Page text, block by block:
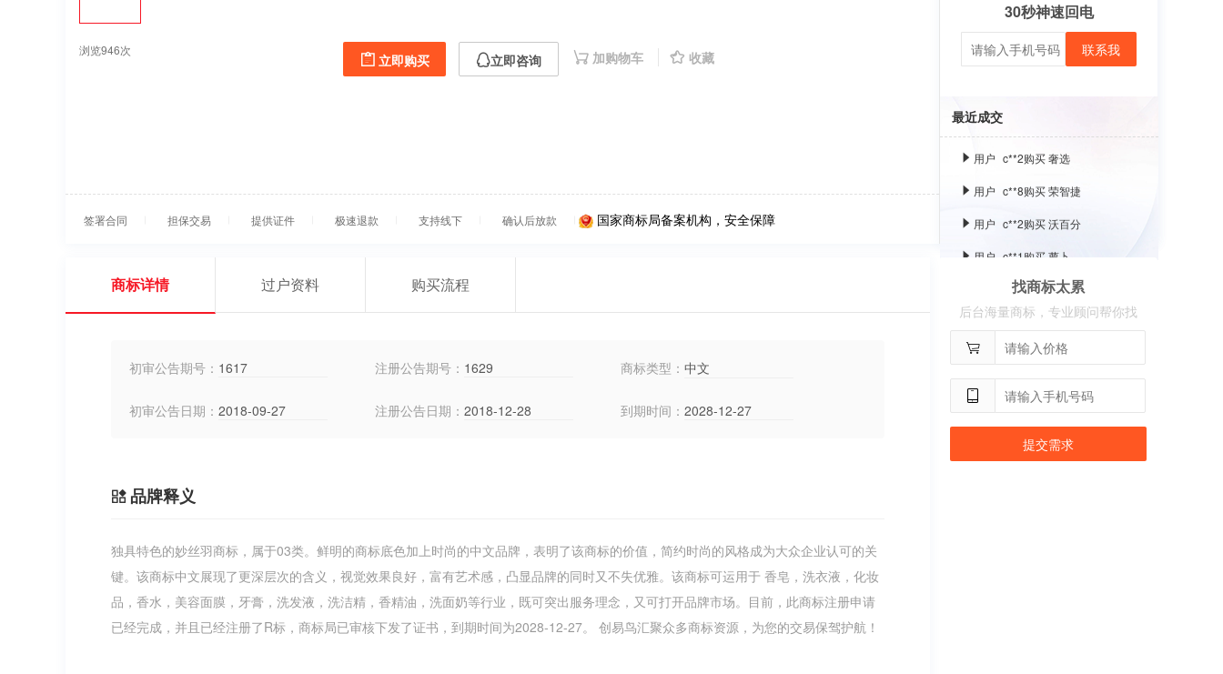
浏览946次
立即购买 立即咨询 加购物车 收藏
签署合同 担保交易 提供证件 极速退款 支持线下 确认后放款 国家商标局备案机构，安全保障
30秒神速回电
联系我
最近成交
用户 c**1购买 萝卜
用户
用户 c**8购买 荣智捷
用户 c**2购买 沃百分
用户 c**1购买 萝卜
用户 c**8购买 古雍堂
c**2购买 奢选
用户 c**8购买 荣智捷
用户 c**2购买 沃百分
商标详情 过户资料 购买流程
初审公告期号： 1617 注册公告期号： 1629 商标类型： 中文
初审公告日期： 2018-09-27 注册公告日期： 2018-12-28 到期时间： 2028-12-27
品牌释义
独具特色的妙丝羽商标，属于03类。鲜明的商标底色加上时尚的中文品牌，表明了该商标的价值，简约时尚的风格成为大众企业认可的关
键。该商标中文展现了更深层次的含义，视觉效果良好，富有艺术感，凸显品牌的同时又不失优雅。该商标可运用于 香皂，洗衣液，化妆
品，香水，美容面膜，牙膏，洗发液，洗洁精，香精油，洗面奶等行业，既可突出服务理念，又可打开品牌市场。目前，此商标注册申请
已经完成，并且已经注册了R标，商标局已审核下发了证书，到期时间为2028-12-27。 创易鸟汇聚众多商标资源，为您的交易保驾护航！
找商标太累
后台海量商标，专业顾问帮你找
提交需求